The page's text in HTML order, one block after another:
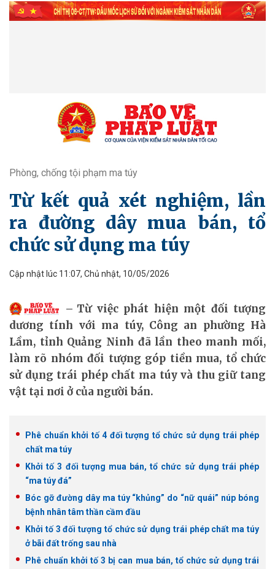
Phòng, chống tội phạm ma túy
Từ kết quả xét nghiệm, lần
ra đường dây mua bán, tổ
chức sử dụng ma túy
Cập nhật lúc 11:07, Chủ nhật, 10/05/2026
Từ việc phát hiện một đối tượng
dương tính với ma túy, Công an phường Hà
Lầm, tỉnh Quảng Ninh đã lần theo manh mối,
làm rõ nhóm đối tượng góp tiền mua, tổ chức
sử dụng trái phép chất ma túy và thu giữ tang
vật tại nơi ở của người bán.
Phê chuẩn khởi tố 4 đối tượng tổ chức sử dụng trái phép
chất ma túy
Khởi tố 3 đối tượng mua bán, tổ chức sử dụng trái phép
“ma túy đá”
Bóc gỡ đường dây ma túy “khủng” do “nữ quái” núp bóng
bệnh nhân tâm thần cầm đầu
Khởi tố 3 đối tượng tổ chức sử dụng trái phép chất ma túy
ở bãi đất trống sau nhà
Phê chuẩn khởi tố 3 bị can mua bán, tổ chức sử dụng trái